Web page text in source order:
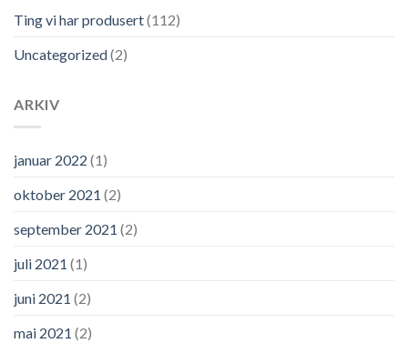
Ting vi har produsert(112)
Uncategorized(2)
ARKIV
januar 2022 (1)
oktober 2021 (2)
september 2021 (2)
juli 2021 (1)
juni 2021 (2)
mai 2021 (2)